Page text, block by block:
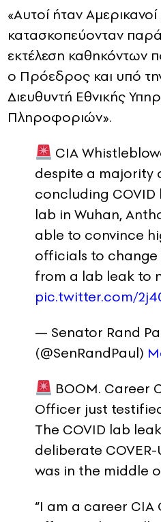
«Αυτοί ήταν
κατασκοπεύονταν
εκτέλεση καθηκόντων
ο Πρόεδρος και υπό
Διευθυντή Εθνικής
Πληροφοριών».
CIA
despite a majority
concluding
lab in Wuhan,
able to convince
officials to change
from a lab leak to
pic.twitter.com/
— Senator Rand
(@SenRandPaul)
BOOM. Career
Officer just
The COVID lab
deliberate COVER-
was in the middle
“I am a career CIA